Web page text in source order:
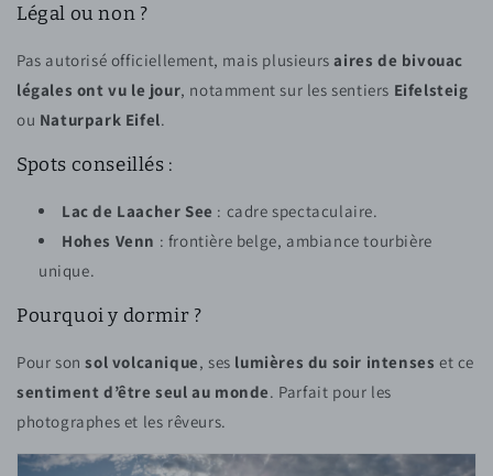
Légal ou non ?
Pas autorisé officiellement, mais plusieursaires de bivouac
légales ont vu le jour, notamment sur les sentiers Eifelsteig
ou Naturpark Eifel.
Spots conseillés :
Lac de Laacher See : cadre spectaculaire.
Hohes Venn : frontière belge, ambiance tourbière
unique.
Pourquoi y dormir ?
Pour sonsol volcanique, ses lumières du soir intenses et ce
sentiment d’être seul au monde. Parfait pour les
photographes et les rêveurs.